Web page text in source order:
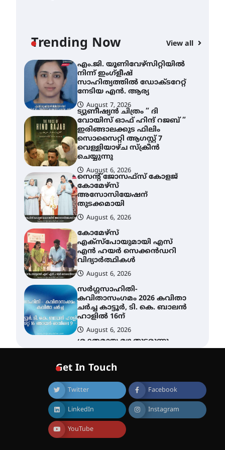
Trending Now View all
ശനിയാഴ്ച അവധി
എം.ജി. യൂണിവേഴ്‌സിറ്റിയിൽ
നിന്ന് ഇംഗ്ളീഷ്
സാഹിത്യത്തിൽ ഡോക്ടറേറ്റ്
നേടിയ എൻ. ആര്യ
August 7, 2026
ട്യുണീഷ്യൻ ചിത്രം ” ദി
വോയിസ് ഓഫ് ഹിന്ദ് റജബ് ”
ഇരിങ്ങാലക്കുട ഫിലിം
സൊസൈറ്റി ആഗസ്റ്റ് 7
വെള്ളിയാഴ്ച സ്‌ക്രീൻ
ചെയ്യുന്നു
August 6, 2026
സെന്റ് ജോസഫ്സ് കോളജ്
കോമേഴ്‌സ്
അസോസിയേഷന്
തുടക്കമായി
August 6, 2026
കോമേഴ്സ്
എക്സ്പോയുമായി എസ്
എൻ ഹയർ സെക്കൻഡറി
വിദ്യാർത്ഥികൾ
August 6, 2026
സർഗ്ഗസാഹിതി-
കവിതാസംഗമം 2026 കവിതാ
ചർച്ച കാട്ടൂർ, ടി. കെ. ബാലൻ
ഹാളിൽ 16ന്
August 6, 2026
ശക്തമായ മഴ തുടരുന്നു –
തൃശൂർ ജില്ലയിൽ എല്ലാ
സ്ഥാപനങ്ങൾക്കും
August 7, 2026
എം.ജി. യൂണിവേഴ്‌സിറ്റിയിൽ
നിന്ന് ഇംഗ്ളീഷ്
സാഹിത്യത്തിൽ ഡോക്ടറേറ്റ്
നേടിയ എൻ. ആര്യ
Get In Touch
Twitter Facebook
LinkedIn Instagram
YouTube